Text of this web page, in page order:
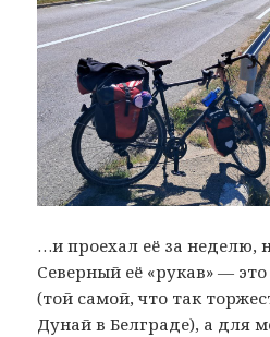
…и проехал её за неделю,
Северный её «рукав» —
(той самой, что так
Дунай в Белграде), а для